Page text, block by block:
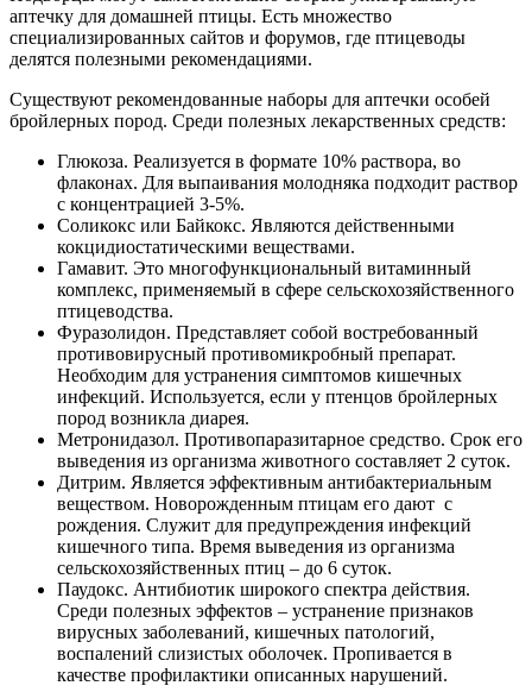
аптечку для домашней птицы. Есть множество
специализированных сайтов и форумов, где птицеводы
делятся полезными рекомендациями.
Существуют рекомендованные наборы для аптечки особей
бройлерных пород. Среди полезных лекарственных средств:
Глюкоза. Реализуется в формате 10% раствора, во
флаконах. Для выпаивания молодняка подходит раствор
с концентрацией 3-5%.
Соликокс или Байкокс. Являются действенными
кокцидиостатическими веществами.
Гамавит. Это многофункциональный витаминный
комплекс, применяемый в сфере сельскохозяйственного
птицеводства.
Фуразолидон. Представляет собой востребованный
противовирусный противомикробный препарат.
Необходим для устранения симптомов кишечных
инфекций. Используется, если у птенцов бройлерных
пород возникла диарея.
Метронидазол. Противопаразитарное средство. Срок его
выведения из организма животного составляет 2 суток.
Дитрим. Является эффективным антибактериальным
веществом. Новорожденным птицам его дают с
рождения. Служит для предупреждения инфекций
кишечного типа. Время выведения из организма
сельскохозяйственных птиц – до 6 суток.
Паудокс. Антибиотик широкого спектра действия.
Среди полезных эффектов – устранение признаков
вирусных заболеваний, кишечных патологий,
воспалений слизистых оболочек. Пропивается в
качестве профилактики описанных нарушений.